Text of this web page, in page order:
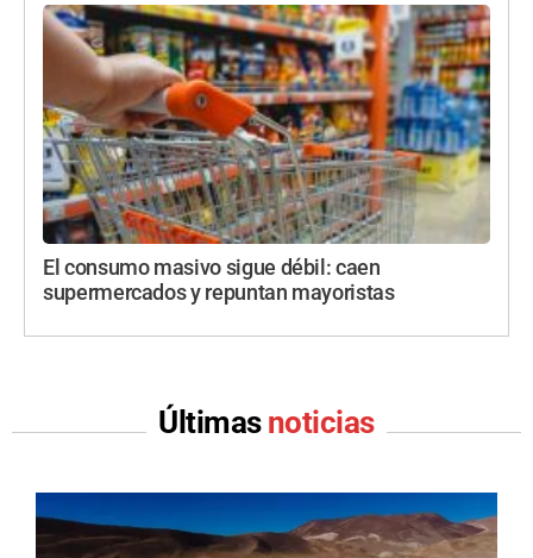
El consumo masivo sigue débil: caen
supermercados y repuntan mayoristas
Últimas noticias